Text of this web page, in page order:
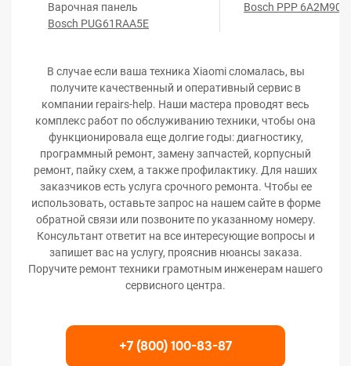
Варочная панель
Bosch PUG61RAA5E
Bosch PPP 6A2M90
В случае если ваша техника Xiaomi сломалась, вы
получите качественный и оперативный сервис в
компании repairs-help. Наши мастера проводят весь
комплекс работ по обслуживанию техники, чтобы она
функционировала еще долгие годы: диагностику,
программный ремонт, замену запчастей, корпусный
ремонт, пайку схем, а также профилактику. Для наших
заказчиков есть услуга срочного ремонта. Чтобы ее
использовать, оставьте запрос на нашем сайте в форме
обратной связи или позвоните по указанному номеру.
Консультант ответит на все интересующие вопросы и
запишет вас на услугу, прояснив нюансы заказа.
Поручите ремонт техники грамотным инженерам нашего
сервисного центра.
+7 (800) 100-83-87